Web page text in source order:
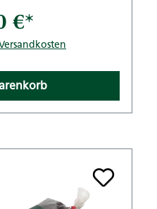
€*